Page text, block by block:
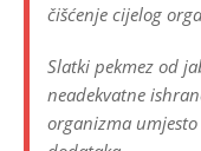
čišćenje cijelog
Slatki pekmez od
neadekvatne
organizma